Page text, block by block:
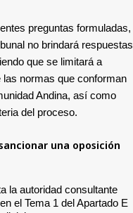
preguntas formuladas,
no brindará respuestas
que se limitará a
normas que conforman
Andina, así como
del proceso.
una oposición
la autoridad consultante
el Tema 1 del Apartado E